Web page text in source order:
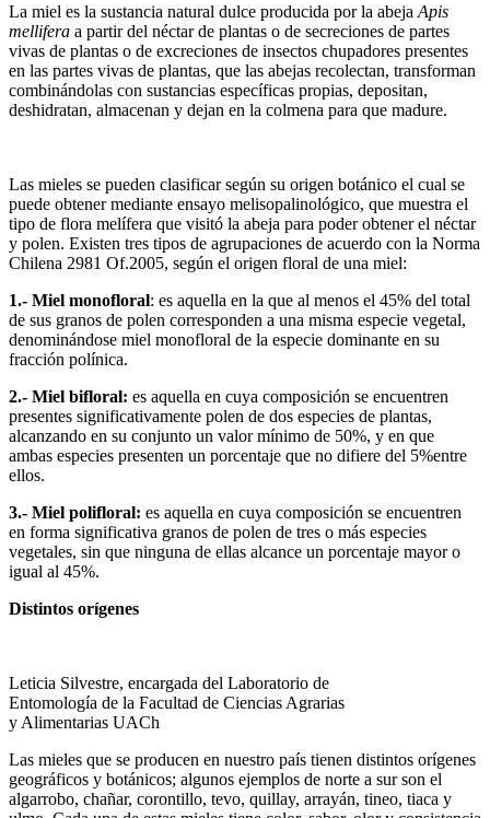
La miel es la sustancia natural dulce producida por la abejaApis
mellifera a partir del néctar de plantas o de secreciones de partes
vivas de plantas o de excreciones de insectos chupadores presentes
en las partes vivas de plantas, que las abejas recolectan, transforman
combinándolas con sustancias específicas propias, depositan,
deshidratan, almacenan y dejan en la colmena para que madure.
Las mieles se pueden clasificar según su origen botánico el cual se
puede obtener mediante ensayo melisopalinológico, que muestra el
tipo de flora melífera que visitó la abeja para poder obtener el néctar
y polen. Existen tres tipos de agrupaciones de acuerdo con la Norma
Chilena 2981 Of.2005, según el origen floral de una miel:
1.- Miel monofloral: es aquella en la que al menos el 45% del total
de sus granos de polen corresponden a una misma especie vegetal,
denominándose miel monofloral de la especie dominante en su
fracción polínica.
2.- Miel bifloral: es aquella en cuya composición se encuentren
presentes significativamente polen de dos especies de plantas,
alcanzando en su conjunto un valor mínimo de 50%, y en que
ambas especies presenten un porcentaje que no difiere del 5%entre
ellos.
3.- Miel polifloral: es aquella en cuya composición se encuentren
en forma significativa granos de polen de tres o más especies
vegetales, sin que ninguna de ellas alcance un porcentaje mayor o
igual al 45%.
Distintos orígenes
Leticia Silvestre, encargada del Laboratorio de
Entomología de la Facultad de Ciencias Agrarias
y Alimentarias UACh
Las mieles que se producen en nuestro país tienen distintos orígenes
geográficos y botánicos; algunos ejemplos de norte a sur son el
algarrobo, chañar, corontillo, tevo, quillay, arrayán, tineo, tiaca y